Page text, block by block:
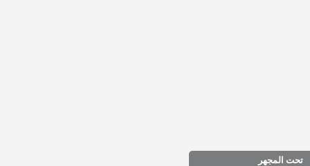
تحت المجهر